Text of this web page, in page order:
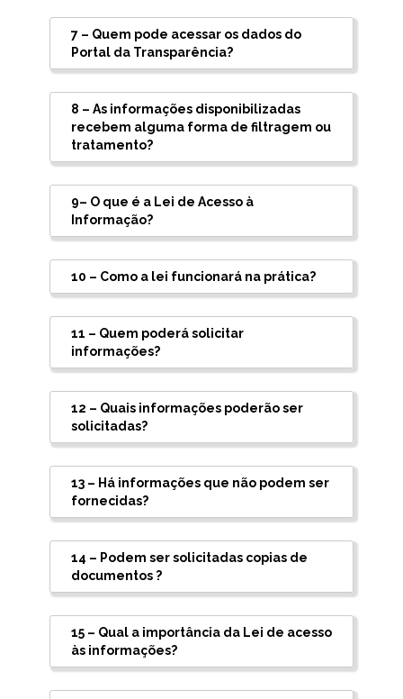
7 – Quem pode acessar os dados do
Portal da Transparência?
8 – As informações disponibilizadas
recebem alguma forma de filtragem ou
tratamento?
9– O que é a Lei de Acesso à
Informação?
10 – Como a lei funcionará na prática?
11 – Quem poderá solicitar
informações?
12 – Quais informações poderão ser
solicitadas?
13 – Há informações que não podem ser
fornecidas?
14 – Podem ser solicitadas copias de
documentos ?
15 – Qual a importância da Lei de acesso
às informações?